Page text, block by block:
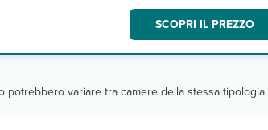
SCOPRI IL PREZZO
variare tra camere della stessa tipologia.